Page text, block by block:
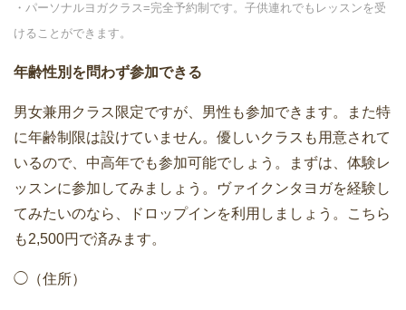
・パーソナルヨガクラス=完全予約制です。子供連れでもレッスンを受
けることができます。
年齢性別を問わず参加できる
男女兼用クラス限定ですが、男性も参加できます。また特
に年齢制限は設けていません。優しいクラスも用意されて
いるので、中高年でも参加可能でしょう。まずは、体験レ
ッスンに参加してみましょう。ヴァイクンタヨガを経験し
てみたいのなら、ドロップインを利用しましょう。こちら
も2,500円で済みます。
◯（住所）